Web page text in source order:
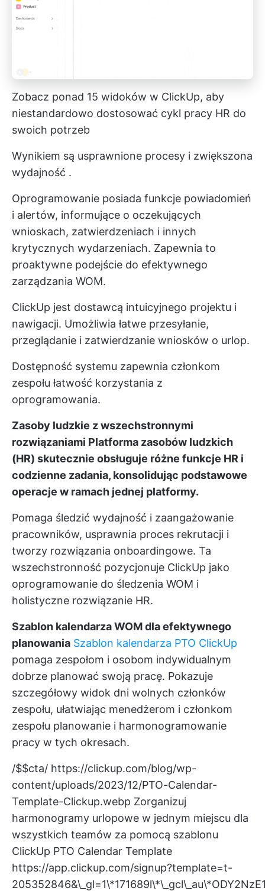
Zobacz ponad 15 widoków w ClickUp, aby
niestandardowo dostosować cykl pracy HR do
swoich potrzeb
Wynikiem są usprawnione procesy i zwiększona
wydajność .
Oprogramowanie posiada funkcje powiadomień
i alertów, informujące o oczekujących
wnioskach, zatwierdzeniach i innych
krytycznych wydarzeniach. Zapewnia to
proaktywne podejście do efektywnego
zarządzania WOM.
ClickUp jest dostawcą intuicyjnego projektu i
nawigacji. Umożliwia łatwe przesyłanie,
przeglądanie i zatwierdzanie wniosków o urlop.
Dostępność systemu zapewnia członkom
zespołu łatwość korzystania z
oprogramowania.
Zasoby ludzkie z wszechstronnymi
rozwiązaniami Platforma zasobów ludzkich
(HR) skutecznie obsługuje różne funkcje HR i
codzienne zadania, konsolidując podstawowe
operacje w ramach jednej platformy.
Pomaga śledzić wydajność i zaangażowanie
pracowników, usprawnia proces rekrutacji i
tworzy rozwiązania onboardingowe. Ta
wszechstronność pozycjonuje ClickUp jako
oprogramowanie do śledzenia WOM i
holistyczne rozwiązanie HR.
Szablon kalendarza WOM dla efektywnego
planowania Szablon kalendarza PTO ClickUp
pomaga zespołom i osobom indywidualnym
dobrze planować swoją pracę. Pokazuje
szczegółowy widok dni wolnych członków
zespołu, ułatwiając menedżerom i członkom
zespołu planowanie i harmonogramowanie
pracy w tych okresach.
/$$cta/ https://clickup.com/blog/wp-
content/uploads/2023/12/PTO-Calendar-
Template-Clickup.webp Zorganizuj
harmonogramy urlopowe w jednym miejscu dla
wszystkich teamów za pomocą szablonu
ClickUp PTO Calendar Template
https://app.clickup.com/signup?template=t-